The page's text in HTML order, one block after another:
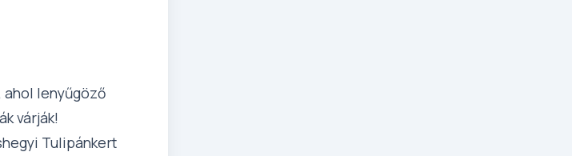
ahol lenyűgöző
várják!
Tulipánkert